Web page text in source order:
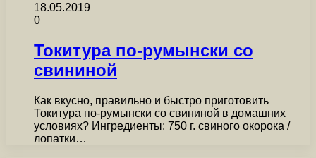
18.05.2019
0
Токитура по-румынски со
свининой
Как вкусно, правильно и быстро приготовить
Токитура по-румынски со свининой в домашних
условиях? Ингредиенты: 750 г. свиного окорока /
лопатки…